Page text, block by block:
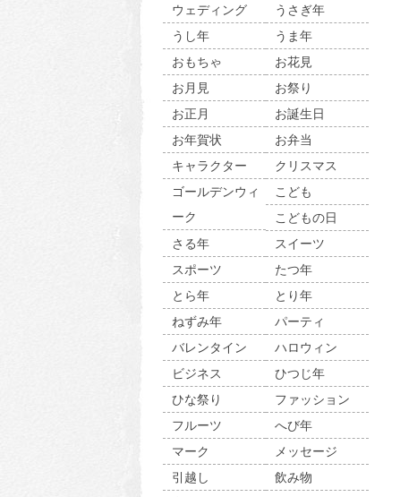
ウェディング
うさぎ年
うし年
うま年
おもちゃ
お花見
お月見
お祭り
お正月
お誕生日
お年賀状
お弁当
キャラクター
クリスマス
ゴールデンウィ
ーク
こども
こどもの日
さる年
スイーツ
スポーツ
たつ年
とら年
とり年
ねずみ年
パーティ
バレンタイン
ハロウィン
ビジネス
ひつじ年
ひな祭り
ファッション
フルーツ
へび年
マーク
メッセージ
引越し
飲み物